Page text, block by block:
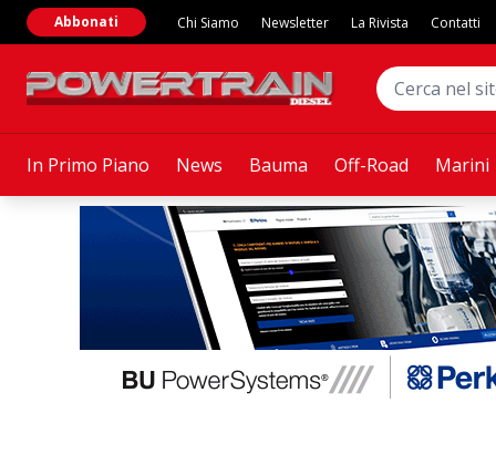
In Primo Piano News Bauma Off-Road Marini
Abbonati Chi Siamo Newsletter La Rivista Contatti